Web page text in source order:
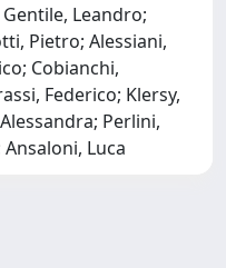
Leandro;
Pietro; Alessiani,
Cobianchi,
Federico; Klersy,
Perlini,
Luca